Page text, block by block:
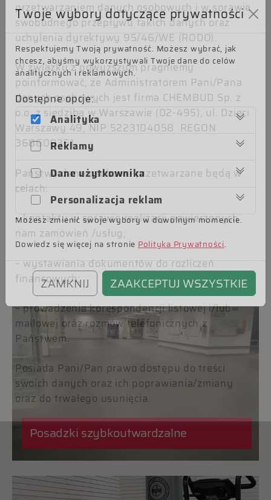
Kompleksowa renowacja posadzek
Rozwiązania dla przemysłu
spożywczego
Posadzki szybkoutwardzalne
przetwarzaniem danych osobowych i w sprawie
swobodnego przepływu takich danych oraz
uchylenia dyrektywy 95/46/WE (RODO).
W związku z powyższym pragniemy
poinformować, że Administratorem Pani/Pana
danych osobowych jest firma CHEMBUD Sp. z
o.o. z siedzibą w Warszawie (02-495), ul. Dzieci
Warszawy 49, NIP 5223104058 REGON
368609351.
Państwa dane osobowe przetwarzane będą w
celach:
– kontaktu w sprawie realizacji powierzonych
nam zamówień /usług;
– wystawiania dokumentów do rozliczeń
finansowych;
– prowadzenia korespondencji listowej i/lub
mailowej oraz rozmów telefonicznych z
Państwem.
Posiada Pani/Pan prawo dostępu do treści
swoich danych oraz ich poprawiania/zmiany
oraz do trwałego usunięcia.
Twoje wybory dotyczące prywatności
Respektujemy Twoją prywatność. Możesz wybrać, jak
chcesz, abyśmy wykorzystywali Twoje dane do celów
analitycznych i reklamowych.
Dostępne opcje:
Analityka
Reklamy
Dane użytkownika
Personalizacja reklam
Możesz zmienić swoje wybory w dowolnym momencie.
Dowiedz się więcej na stronie Polityka Prywatności.
ZAMKNIJ ZAAKCEPTUJ WSZYSTKIE